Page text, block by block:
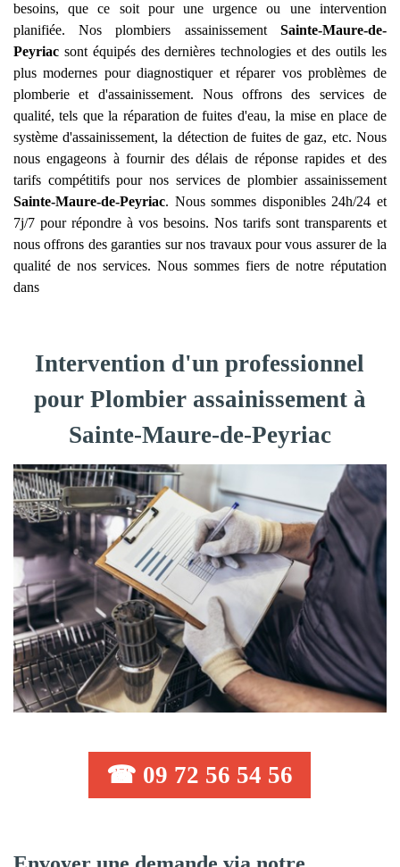
besoins, que ce soit pour une urgence ou une intervention
planifiée. Nos plombiers assainissement Sainte-Maure-de-
Peyriac sont équipés des dernières technologies et des outils les
plus modernes pour diagnostiquer et réparer vos problèmes de
plomberie et d'assainissement. Nous offrons des services de
qualité, tels que la réparation de fuites d'eau, la mise en place de
système d'assainissement, la détection de fuites de gaz, etc. Nous
nous engageons à fournir des délais de réponse rapides et des
tarifs compétitifs pour nos services de plombier assainissement
Sainte-Maure-de-Peyriac. Nous sommes disponibles 24h/24 et
7j/7 pour répondre à vos besoins. Nos tarifs sont transparents et
nous offrons des garanties sur nos travaux pour vous assurer de la
qualité de nos services. Nous sommes fiers de notre réputation
dans
Intervention d'un professionnel
pour Plombier assainissement à
Sainte-Maure-de-Peyriac
☎ 09 72 56 54 56